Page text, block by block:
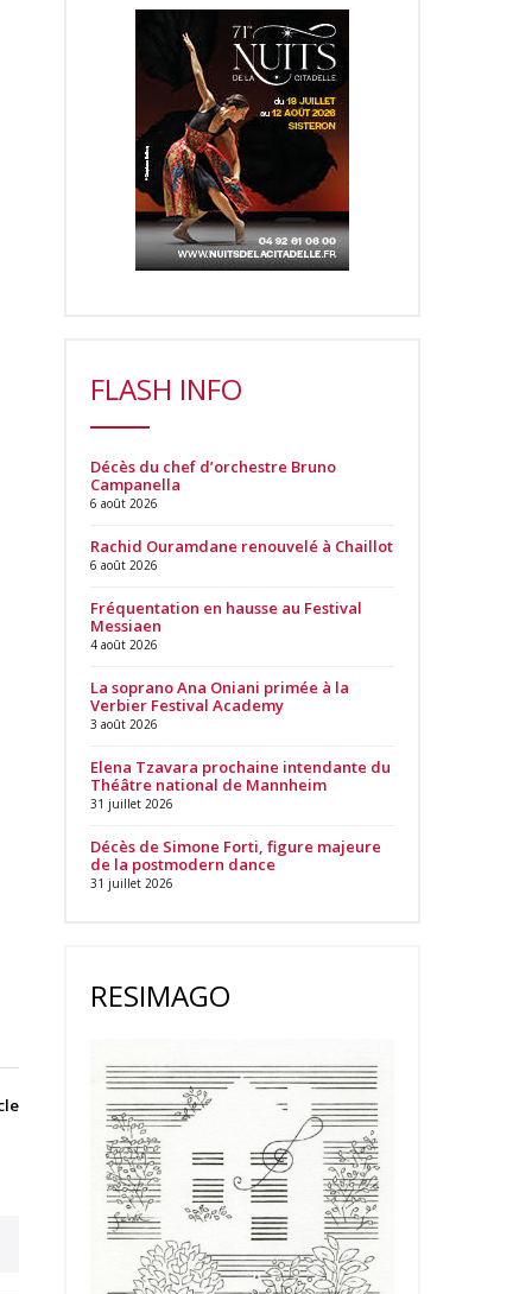
FLASH INFO
Décès du chef d’orchestre Bruno
Campanella
6 août 2026
Rachid Ouramdane renouvelé à Chaillot
6 août 2026
Fréquentation en hausse au Festival
Messiaen
4 août 2026
La soprano Ana Oniani primée à la
Verbier Festival Academy
3 août 2026
Elena Tzavara prochaine intendante du
Théâtre national de Mannheim
31 juillet 2026
Décès de Simone Forti, figure majeure
de la postmodern dance
31 juillet 2026
RESIMAGO